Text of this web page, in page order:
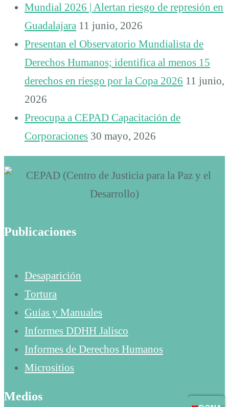
Mundial 2026 | Alertan riesgo de represión en
Guadalajara 11 junio, 2026
Presentan el Observatorio Mundialista de
Derechos Humanos; identifica al menos 15
derechos en riesgo por la Copa 2026 11 junio,
2026
Preocupa a CEPAD Capacitación de
Corporaciones 30 mayo, 2026
Publicaciones
Desaparición
Tortura
Guías y Manuales
Informes DDHH Jalisco
Informes de Derechos Humanos
Micrositios
Medios